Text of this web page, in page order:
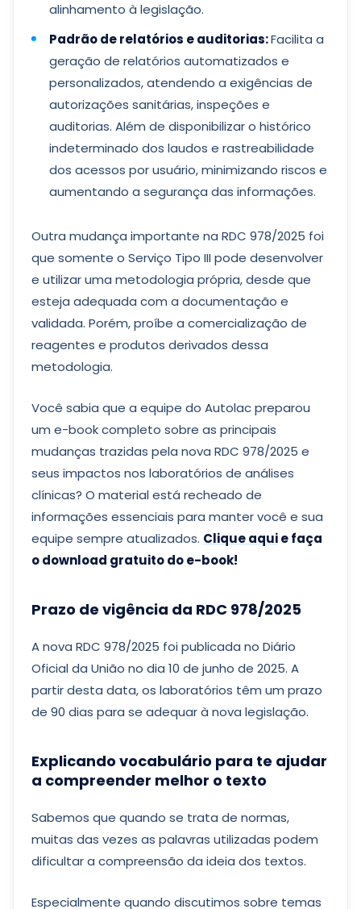
alinhamento à legislação.
Padrão de relatórios e auditorias:Facilita a
geração de relatórios automatizados e
personalizados, atendendo a exigências de
autorizações sanitárias, inspeções e
auditorias. Além de disponibilizar o histórico
indeterminado dos laudos e rastreabilidade
dos acessos por usuário, minimizando riscos e
aumentando a segurança das informações.
Outra mudança importante na RDC 978/2025 foi
que somente o Serviço Tipo III pode desenvolver
e utilizar uma metodologia própria, desde que
esteja adequada com a documentação e
validada. Porém, proíbe a comercialização de
reagentes e produtos derivados dessa
metodologia.
Você sabia que a equipe do Autolac preparou
um e-book completo sobre as principais
mudanças trazidas pela nova RDC 978/2025 e
seus impactos nos laboratórios de análises
clínicas? O material está recheado de
informações essenciais para manter você e sua
equipe sempre atualizados. Clique aquie faça
o download gratuito do e-book!
Prazo de vigência da RDC 978/2025
A nova RDC 978/2025 foi publicada no Diário
Oficial da União no dia 10 de junho de 2025. A
partir desta data, os laboratórios têm um prazo
de 90 dias para se adequar à nova legislação.
Explicando vocabulário para te ajudar
a compreender melhor o texto
Sabemos que quando se trata de normas,
muitas das vezes as palavras utilizadas podem
dificultar a compreensão da ideia dos textos.
Especialmente quando discutimos sobre temas